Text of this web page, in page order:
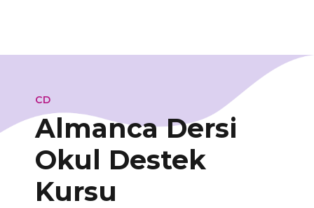
CD
Almanca Dersi
Okul Destek
Kursu